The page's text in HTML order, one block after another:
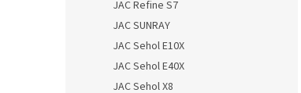
JAC Refine S7
JAC SUNRAY
JAC Sehol E10X
JAC Sehol E40X
JAC Sehol X8